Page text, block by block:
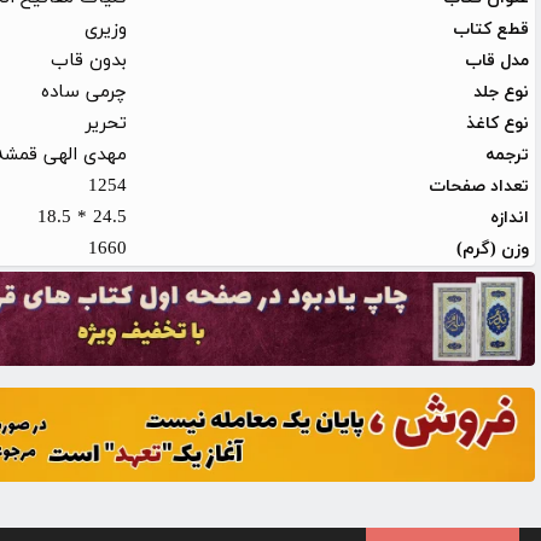
قطع کتاب وزیری
مدل قاب بدون قاب
نوع جلد چرمی ساده
نوع کاغذ تحریر
ترجمه مهدی الهی
تعداد صفحات 1254
اندازه 24.5 * 18.5
وزن (گرم) 1660